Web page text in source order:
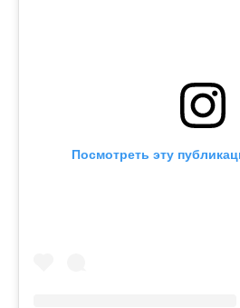
Посмотреть эту